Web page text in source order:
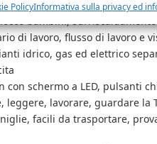
PolicyInformativa sulla privacy ed
bambini,
di lavoro, flusso di lavoro e
idrico, gas ed elettrico
schermo a LED, pulsanti
lavorare, guardare la
facili da trasportare,